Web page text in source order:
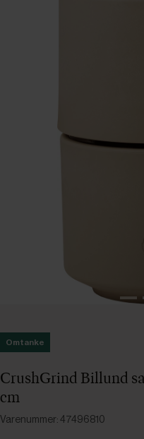
Omtanke
CrushGrind Billund
cm
Varenummer: 47496810